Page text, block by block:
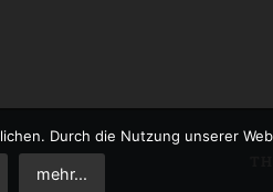
Durch die Nutzung unserer
mehr...